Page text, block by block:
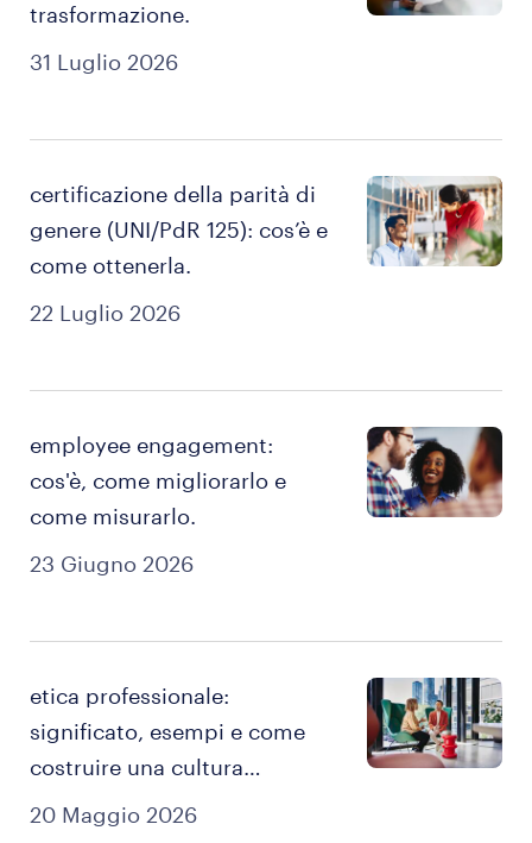
31 Luglio 2026
trasformazione.
22 Luglio 2026
certificazione della parità di
genere (UNI/PdR 125): cos’è e
come ottenerla.
23 Giugno 2026
employee engagement:
cos'è, come migliorarlo e
come misurarlo.
20 Maggio 2026
etica professionale:
significato, esempi e come
costruire una cultura
aziendale basata sui valori.